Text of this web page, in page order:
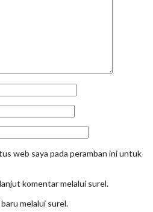
web saya pada peramban ini untuk
komentar melalui surel.
melalui surel.